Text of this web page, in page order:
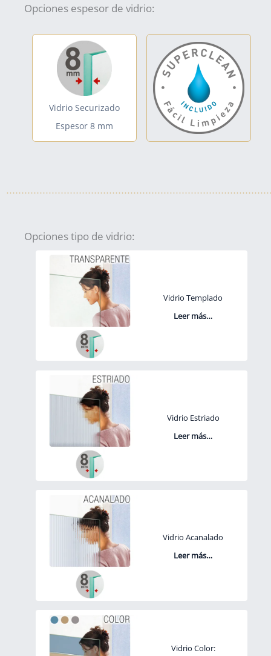
Opciones espesor de vidrio:
Vidrio Securizado
Espesor 8 mm
Opciones tipo de vidrio:
Vidrio Templado
Leer más…
Vidrio Estriado
Leer más…
Vidrio Acanalado
Leer más…
Vidrio Color: